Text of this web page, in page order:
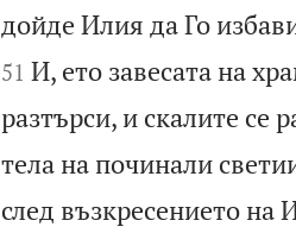
дойде Илия да Го
51 И, ето завесата на
разтърси, и скалите се
тела на починали
след възкресението на